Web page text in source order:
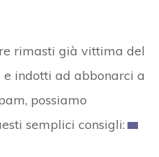
rimasti già vittima del
indotti ad abbonarci a
possiamo
semplici consigli: